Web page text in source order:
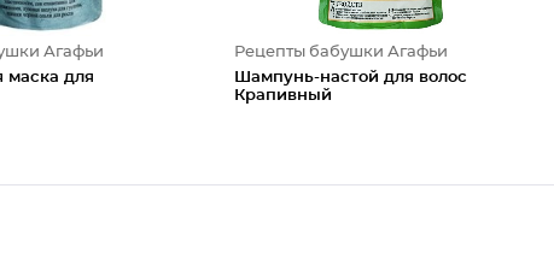
Агафьи
маска для
Рецепты бабушки Агафьи
Шампунь-настой для волос
Крапивный